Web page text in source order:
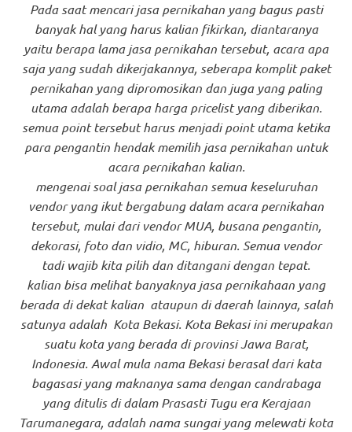
Pada saat mencari jasa pernikahan yang bagus pasti
banyak hal yang harus kalian fikirkan, diantaranya
yaitu berapa lama jasa pernikahan tersebut, acara apa
saja yang sudah dikerjakannya, seberapa komplit paket
pernikahan yang dipromosikan dan juga yang paling
utama adalah berapa harga pricelist yang diberikan.
semua point tersebut harus menjadi point utama ketika
para pengantin hendak memilih jasa pernikahan untuk
acara pernikahan kalian.
mengenai soal jasa pernikahan semua keseluruhan
vendor yang ikut bergabung dalam acara pernikahan
tersebut, mulai dari vendor MUA, busana pengantin,
dekorasi, foto dan vidio, MC, hiburan. Semua vendor
tadi wajib kita pilih dan ditangani dengan tepat.
kalian bisa melihat banyaknya jasa pernikahaan yang
berada di dekat kalian ataupun di daerah lainnya, salah
satunya adalah Kota Bekasi. Kota Bekasi ini merupakan
suatu kota yang berada di provinsi Jawa Barat,
Indonesia. Awal mula nama Bekasi berasal dari kata
bagasasi yang maknanya sama dengan candrabaga
yang ditulis di dalam Prasasti Tugu era Kerajaan
Tarumanegara, adalah nama sungai yang melewati kota